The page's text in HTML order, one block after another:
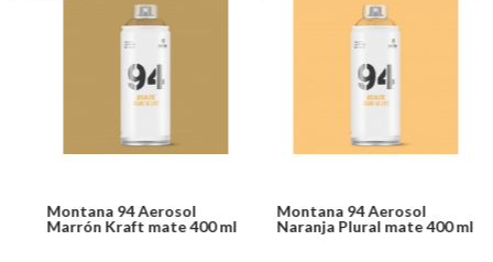
Montana 94 Aerosol
Marrón Kraft mate 400 ml
Montana 94 Aerosol
Naranja Plural mate 400 ml